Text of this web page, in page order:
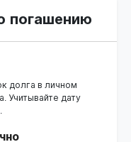
погашению
долга в личном
Учитывайте дату